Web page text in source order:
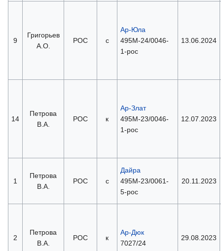
9
Григорьев
А.О.
РОС с
Ар-Юла
495М-24/0046-
1-рос
13.06.2024
14
Петрова
В.А.
РОС к
Ар-Злат
495М-23/0046-
1-рос
12.07.2023
1
Петрова
В.А.
РОС с
Дайра
495М-23/0061-
5-рос
20.11.2023
2
Петрова
В.А.
РОС к
Ар-Дюк
7027/24
29.08.2023